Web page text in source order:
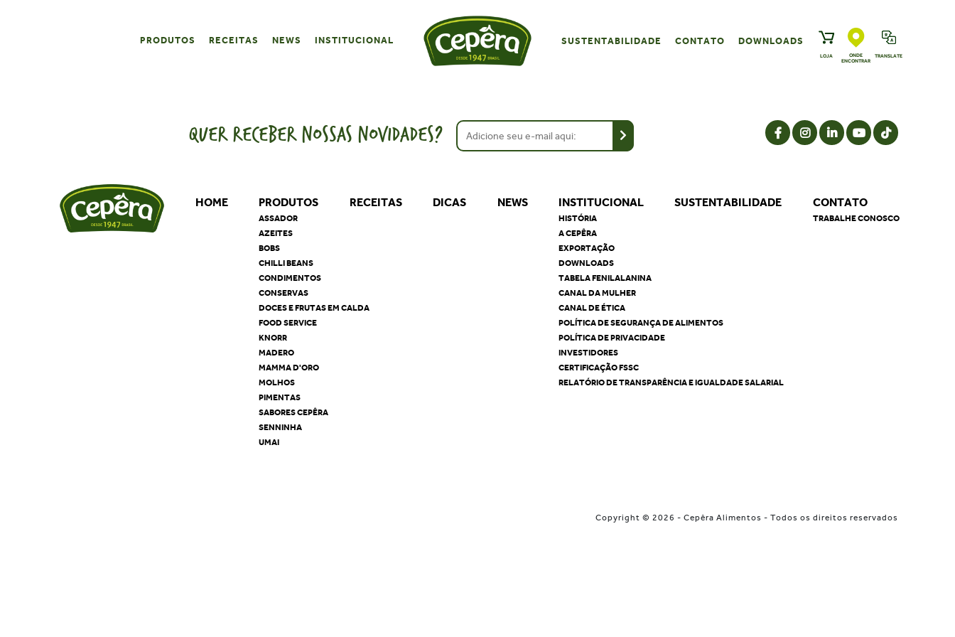
PRODUTOS RECEITAS NEWS INSTITUCIONAL SUSTENTABILIDADE CONTATO DOWNLOADS
LOJA
ONDE
ENCONTRAR
TRANSLATE
QUER RECEBER NOSSAS NOVIDADES?
HOME PRODUTOS
ASSADOR
AZEITES
BOBS
CHILLI BEANS
CONDIMENTOS
CONSERVAS
DOCES E FRUTAS EM CALDA
FOOD SERVICE
KNORR
MADERO
MAMMA D'ORO
MOLHOS
PIMENTAS
SABORES CEPÊRA
SENNINHA
UMAI
RECEITAS DICAS NEWS INSTITUCIONAL
HISTÓRIA
A CEPÊRA
EXPORTAÇÃO
DOWNLOADS
TABELA FENILALANINA
CANAL DA MULHER
CANAL DE ÉTICA
POLÍTICA DE SEGURANÇA DE ALIMENTOS
POLÍTICA DE PRIVACIDADE
INVESTIDORES
CERTIFICAÇÃO FSSC
RELATÓRIO DE TRANSPARÊNCIA E IGUALDADE SALARIAL
SUSTENTABILIDADE CONTATO
TRABALHE CONOSCO
Copyright © 2026 - Cepêra Alimentos - Todos os direitos reservados